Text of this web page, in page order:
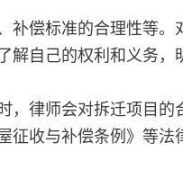
偿标准的合理性等
自己的权利和义务，
律师会对拆迁项目
收与补偿条例》等